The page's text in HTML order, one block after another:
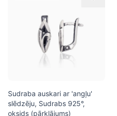
Sudraba auskari ar 'angļu'
slēdzēju, Sudrabs 925°,
oksids (pārklājums)